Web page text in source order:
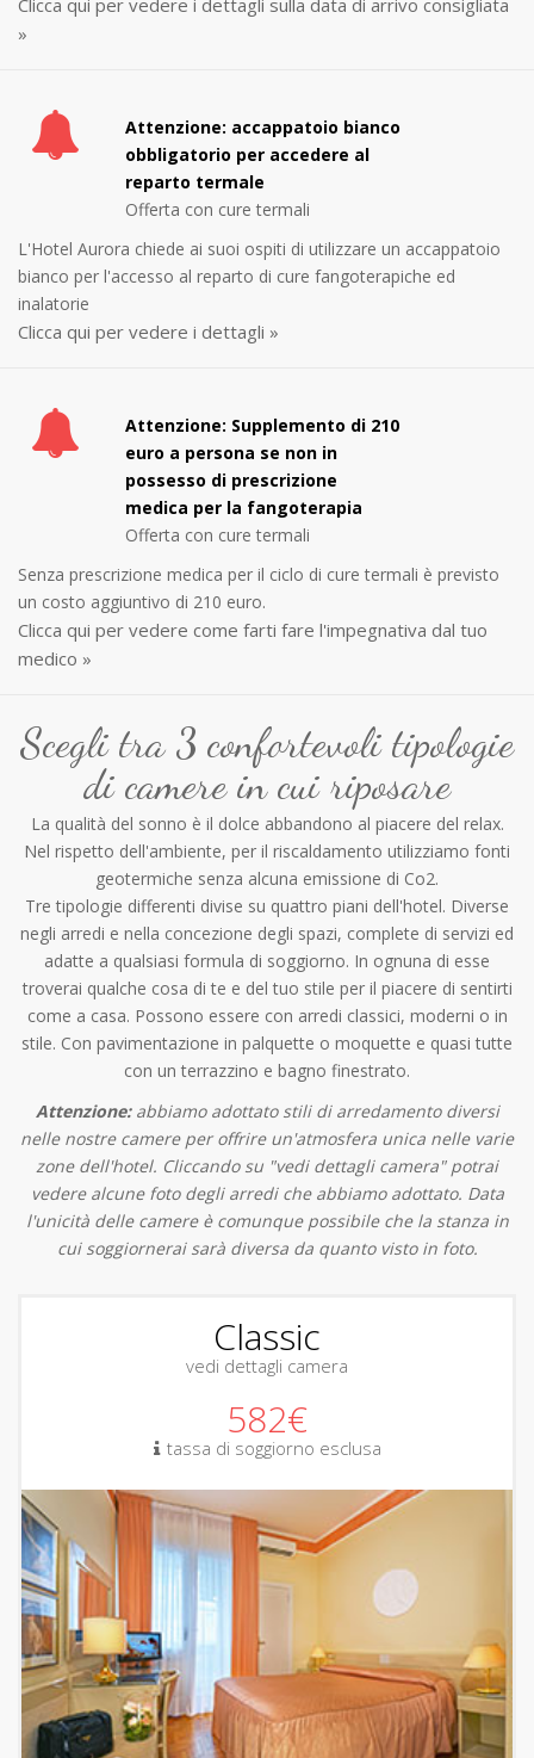
»
Attenzione: accappatoio bianco
obbligatorio per accedere al
reparto termale
Offerta con cure termali
L'Hotel Aurora chiede ai suoi ospiti di utilizzare un accappatoio
bianco per l'accesso al reparto di cure fangoterapiche ed
inalatorie
Clicca qui per vedere i dettagli »
Attenzione: Supplemento di 210
euro a persona se non in
possesso di prescrizione
medica per la fangoterapia
Offerta con cure termali
Senza prescrizione medica per il ciclo di cure termali è previsto
un costo aggiuntivo di 210 euro.
Clicca qui per vedere come farti fare l'impegnativa dal tuo
medico »
Scegli tra 3 confortevoli tipologie
di camere in cui riposare
La qualità del sonno è il dolce abbandono al piacere del relax.
Nel rispetto dell'ambiente, per il riscaldamento utilizziamo fonti
geotermiche senza alcuna emissione di Co2.
Tre tipologie differenti divise su quattro piani dell'hotel. Diverse
negli arredi e nella concezione degli spazi, complete di servizi ed
adatte a qualsiasi formula di soggiorno. In ognuna di esse
troverai qualche cosa di te e del tuo stile per il piacere di sentirti
come a casa. Possono essere con arredi classici, moderni o in
stile. Con pavimentazione in palquette o moquette e quasi tutte
con un terrazzino e bagno finestrato.
Attenzione:abbiamo adottato stili di arredamento diversi
nelle nostre camere per offrire un'atmosfera unica nelle varie
zone dell'hotel. Cliccando su "vedi dettagli camera" potrai
vedere alcune foto degli arredi che abbiamo adottato. Data
l'unicità delle camere è comunque possibile che la stanza in
cui soggiornerai sarà diversa da quanto visto in foto.
Classic
vedi dettagli camera
582€
tassa di soggiorno esclusa